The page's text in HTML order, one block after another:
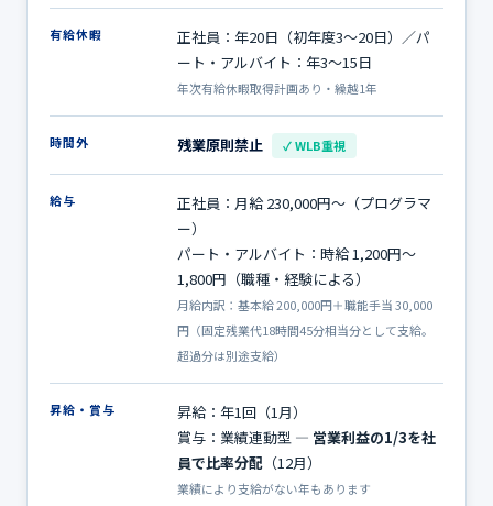
有給休暇
正社員：年20日（初年度3〜20日）／パ
ート・アルバイト：年3〜15日
年次有給休暇取得計画あり・繰越1年
時間外 残業原則禁止 ✓ WLB重視
給与
正社員：月給 230,000円〜（プログラマ
ー）
パート・アルバイト：時給 1,200円〜
1,800円（職種・経験による）
月給内訳：基本給 200,000円＋職能手当 30,000
円（固定残業代18時間45分相当分として支給。
超過分は別途支給）
昇給・賞与
昇給：年1回（1月）
賞与：業績連動型 ― 営業利益の1/3を社
員で比率分配 （12月）
業績により支給がない年もあります